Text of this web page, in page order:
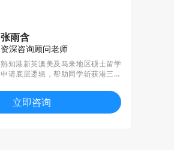
张雨含
资深咨询顾问老师
熟知港新英澳美及马来地区硕士留学
申请底层逻辑，帮助同学斩获港三新
普通背景同学逆袭成功。尤其擅长帮
助学生规划职业方向，兴趣&就业导向
提升背景，充分挖掘及补充学生经历
立即咨询